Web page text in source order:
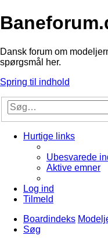
Dansk forum om
spørgsmål her.
Spring til indhold
Hurtige links
Ubesvarede
Aktive emner
Log ind
Tilmeld
Boardindeks
Søg